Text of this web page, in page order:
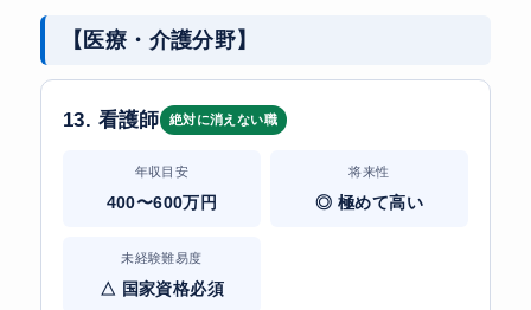
【医療・介護分野】
13. 看護師 絶対に消えない職
年収目安
400〜600万円
将来性
◎ 極めて高い
未経験難易度
△ 国家資格必須